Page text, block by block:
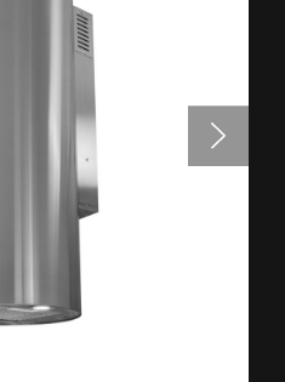
будинку
кухнної кімнати
питання